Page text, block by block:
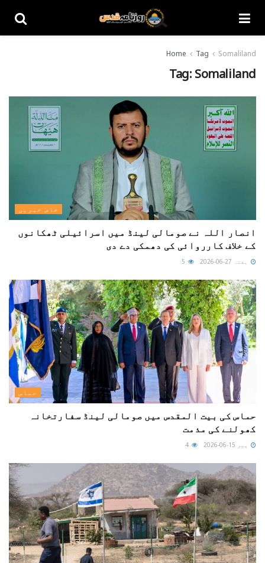
Home Tag Somaliland
Tag: Somaliland
خاص خبریں
انصار اللہ نے صومالی لینڈ میں اسرائیلی ٹھکانوں
کے خلاف کارروائی کی دھمکی دے دی
ہفتہ 27-06-2026
حماس
حماس کی بیت المقدس میں صومالی لینڈ سفارتخانہ
کھولنے کی مذمت
پیر 15-06-2026